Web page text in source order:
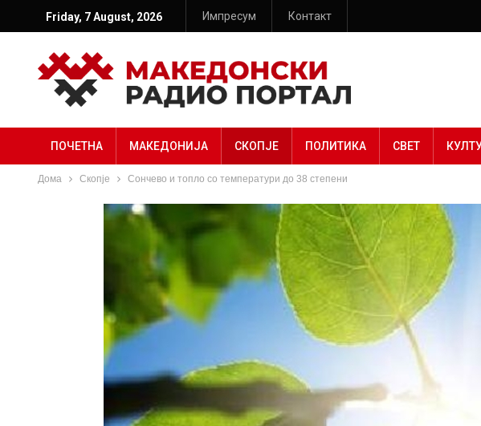
Friday, 7 August, 2026 Импресум Контакт
ПОЧЕТНА МАКЕДОНИЈА СКОПЈЕ ПОЛИТИКА СВЕТ
Дома Скопје Сончево и топло со температури до 38 степени